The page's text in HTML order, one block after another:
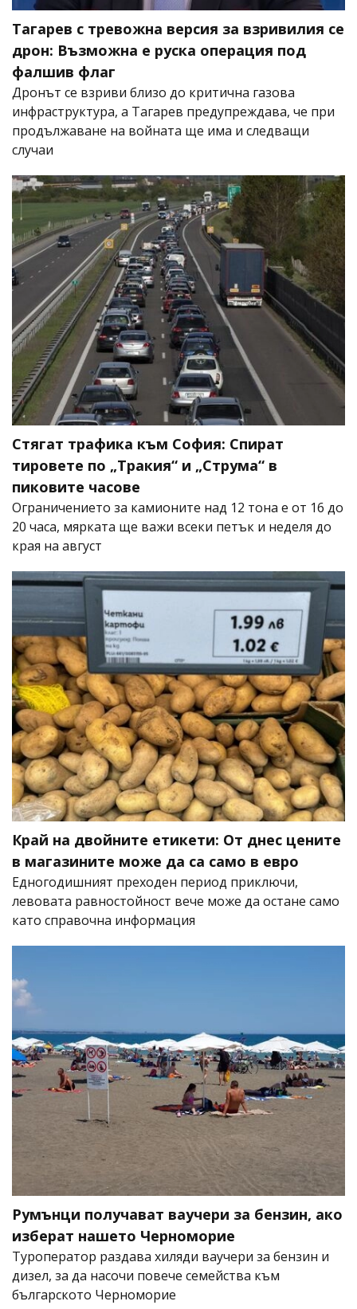
Тагарев с тревожна версия за взривилия се
дрон: Възможна е руска операция под
фалшив флаг
Дронът се взриви близо до критична газова
инфраструктура, а Тагарев предупреждава, че при
продължаване на войната ще има и следващи
случаи
Стягат трафика към София: Спират
тировете по „Тракия“ и „Струма“ в
пиковите часове
Ограничението за камионите над 12 тона е от 16 до
20 часа, мярката ще важи всеки петък и неделя до
края на август
Край на двойните етикети: От днес цените
в магазините може да са само в евро
Едногодишният преходен период приключи,
левовата равностойност вече може да остане само
като справочна информация
Румънци получават ваучери за бензин, ако
изберат нашето Черноморие
Туроператор раздава хиляди ваучери за бензин и
дизел, за да насочи повече семейства към
българското Черноморие